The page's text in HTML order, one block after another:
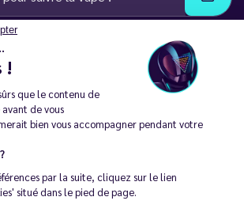
!
que le contenu de
de vous
bien vous accompagner pendant votre
par la suite, cliquez sur le lien
situé dans le pied de page.
communications e-mail et SMS de la part de
électronique est interdite chez les moins de
18 ans. 🔞